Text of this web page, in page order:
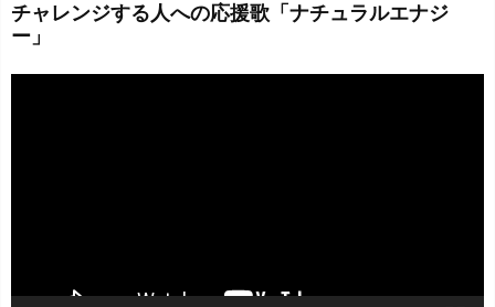
チャレンジする人への応援歌「ナチュラルエナジ
ー」